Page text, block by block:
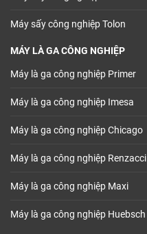
Máy sấy công nghiệp Tolon
MÁY LÀ GA CÔNG NGHIỆP
Máy là ga công nghiệp Primer
Máy là ga công nghiệp Imesa
Máy là ga công nghiệp Chicago
Máy là ga công nghiệp Renzacci
Máy là ga công nghiệp Maxi
Máy là ga công nghiệp Huebsch